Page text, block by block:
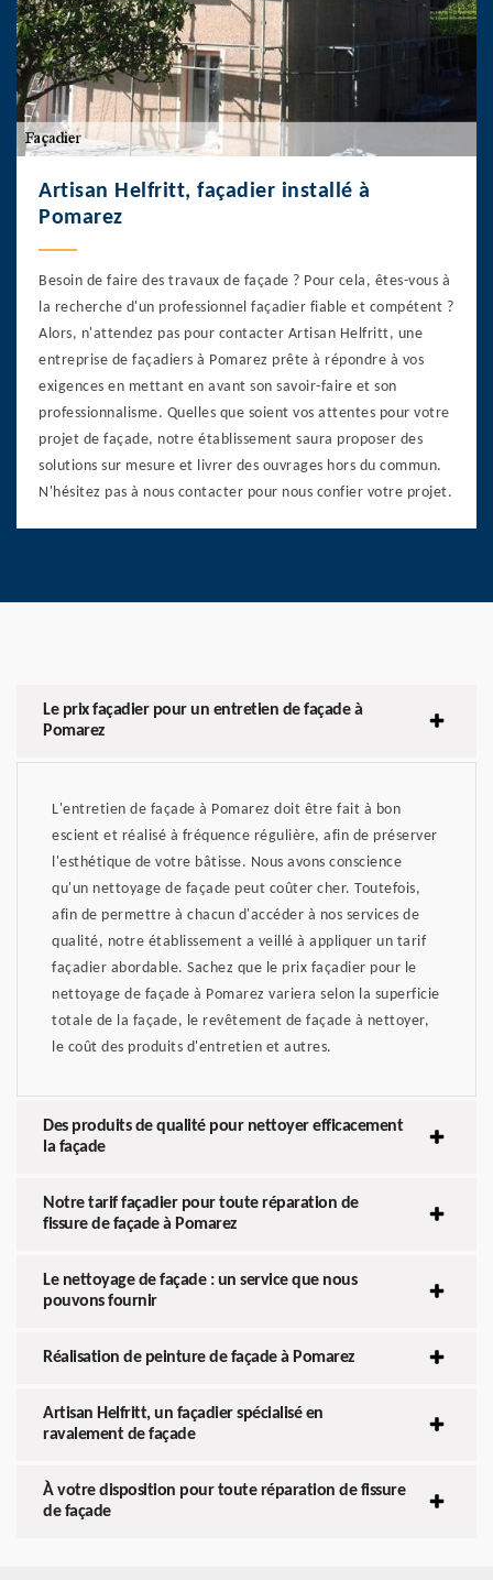
Artisan Helfritt, façadier installé à
Pomarez
Besoin de faire des travaux de façade ? Pour cela, êtes-vous à
la recherche d'un professionnel façadier fiable et compétent ?
Alors, n'attendez pas pour contacter Artisan Helfritt, une
entreprise de façadiers à Pomarez prête à répondre à vos
exigences en mettant en avant son savoir-faire et son
professionnalisme. Quelles que soient vos attentes pour votre
projet de façade, notre établissement saura proposer des
solutions sur mesure et livrer des ouvrages hors du commun.
N'hésitez pas à nous contacter pour nous confier votre projet.
Le prix façadier pour un entretien de façade à
Pomarez
L'entretien de façade à Pomarez doit être fait à bon
escient et réalisé à fréquence régulière, afin de préserver
l'esthétique de votre bâtisse. Nous avons conscience
qu'un nettoyage de façade peut coûter cher. Toutefois,
afin de permettre à chacun d'accéder à nos services de
qualité, notre établissement a veillé à appliquer un tarif
façadier abordable. Sachez que le prix façadier pour le
nettoyage de façade à Pomarez variera selon la superficie
totale de la façade, le revêtement de façade à nettoyer,
le coût des produits d'entretien et autres.
Des produits de qualité pour nettoyer efficacement
la façade
Notre tarif façadier pour toute réparation de
fissure de façade à Pomarez
Le nettoyage de façade : un service que nous
pouvons fournir
Réalisation de peinture de façade à Pomarez
Artisan Helfritt, un façadier spécialisé en
ravalement de façade
À votre disposition pour toute réparation de fissure
de façade